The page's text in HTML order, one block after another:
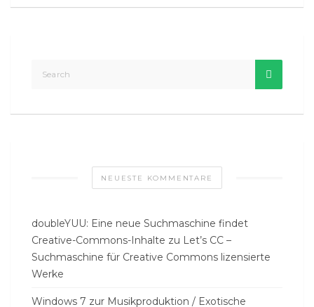
NEUESTE KOMMENTARE
doubleYUU: Eine neue Suchmaschine findet
Creative-Commons-Inhalte zu Let’s CC –
Suchmaschine für Creative Commons lizensierte
Werke
Windows 7 zur Musikproduktion / Exotische